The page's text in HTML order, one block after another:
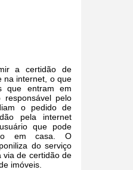
a certidão de
na internet, o que
que entram em
pelo
o pedido de
pela internet
que pode
em casa. O
do serviço
via de certidão de
imóveis.